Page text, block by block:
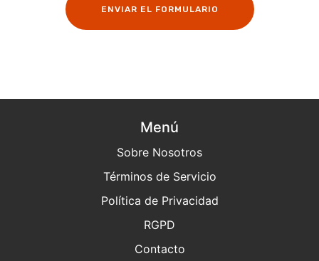
ENVIAR EL FORMULARIO
Menú
Sobre Nosotros
Términos de Servicio
Política de Privacidad
RGPD
Contacto